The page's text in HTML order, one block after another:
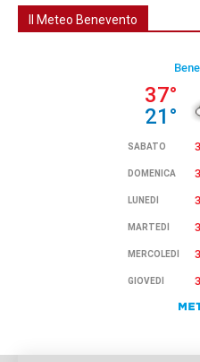
Il Meteo Benevento